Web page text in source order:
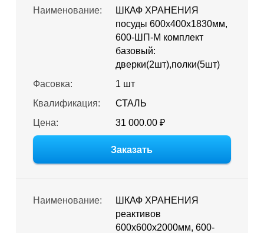
Наименование:
ШКАФ ХРАНЕНИЯ
посуды 600х400х1830мм,
600-ШП-М комплект
базовый:
дверки(2шт),полки(5шт)
Фасовка:
1 шт
Квалификация:
СТАЛЬ
Цена:
31 000.00 ₽
Заказать
Наименование:
ШКАФ ХРАНЕНИЯ
реактивов
600х600х2000мм, 600-